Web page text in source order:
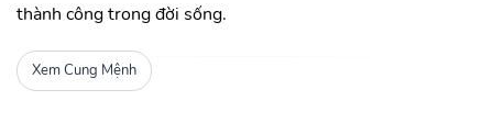
thành công trong đời sống.
Xem Cung Mệnh